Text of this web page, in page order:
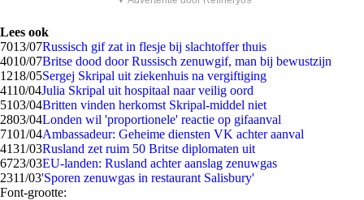
Lees ook
7013/07Russisch gif zat in flesje bij slachtoffer thuis
4010/07Britse dood door Russisch zenuwgif, man bij bewustzijn
1218/05Sergej Skripal uit ziekenhuis na vergiftiging
4110/04Julia Skripal uit hospitaal naar veilig oord
5103/04Britten vinden herkomst Skripal-middel niet
2803/04Londen wil 'proportionele' reactie op gifaanval
7101/04Ambassadeur: Geheime diensten VK achter aanval
4131/03Rusland zet ruim 50 Britse diplomaten uit
6723/03EU-landen: Rusland achter aanslag zenuwgas
2311/03'Sporen zenuwgas in restaurant Salisbury'
Font-grootte: